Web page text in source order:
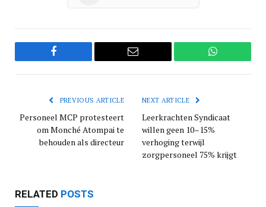
Facebook Email WhatsApp
PREVIOUS ARTICLE
Personeel MCP protesteert
om Monché Atompai te
behouden als directeur
NEXT ARTICLE
Leerkrachten Syndicaat
willen geen 10–15%
verhoging terwijl
zorgpersoneel 75% krijgt
RELATED POSTS